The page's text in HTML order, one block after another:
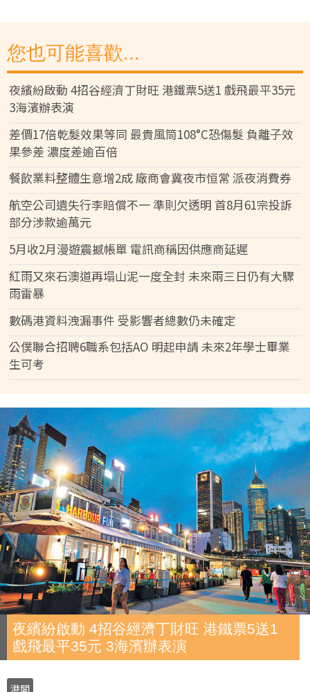
您也可能喜歡...
夜繽紛啟動 4招谷經濟丁財旺 港鐵票5送1 戲飛最平35元
3海濱辦表演
差價17倍乾髮效果等同 最貴風筒108°C恐傷髮 負離子效
果參差 濃度差逾百倍
餐飲業料整體生意增2成 廠商會冀夜市恒常 派夜消費券
航空公司遺失行李賠償不一 準則欠透明 首8月61宗投訴
部分涉款逾萬元
5月收2月漫遊震撼帳單 電訊商稱因供應商延遲
紅雨又來石澳道再塌山泥一度全封 未來兩三日仍有大驟
雨雷暴
數碼港資料洩漏事件 受影響者總數仍未確定
公僕聯合招聘6職系包括AO 明起申請 未來2年學士畢業
生可考
夜繽紛啟動 4招谷經濟丁財旺 港鐵票5送1
戲飛最平35元 3海濱辦表演
港聞